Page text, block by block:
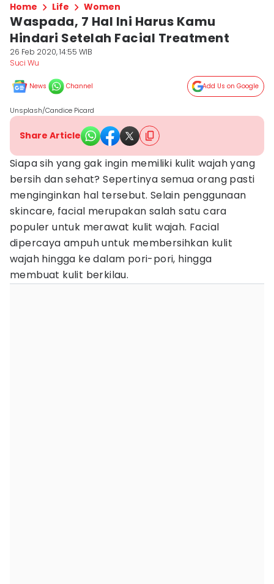
Home Life Women
Waspada, 7 Hal Ini Harus Kamu
Hindari Setelah Facial Treatment
26 Feb 2020, 14:55 WIB
Suci Wu
News Channel Add Us on Google
Unsplash/Candice Picard
Share Article
Siapa sih yang gak ingin memiliki kulit wajah yang
bersih dan sehat? Sepertinya semua orang pasti
menginginkan hal tersebut. Selain penggunaan
skincare, facial merupakan salah satu cara
populer untuk merawat kulit wajah. Facial
dipercaya ampuh untuk membersihkan kulit
wajah hingga ke dalam pori-pori, hingga
membuat kulit berkilau.